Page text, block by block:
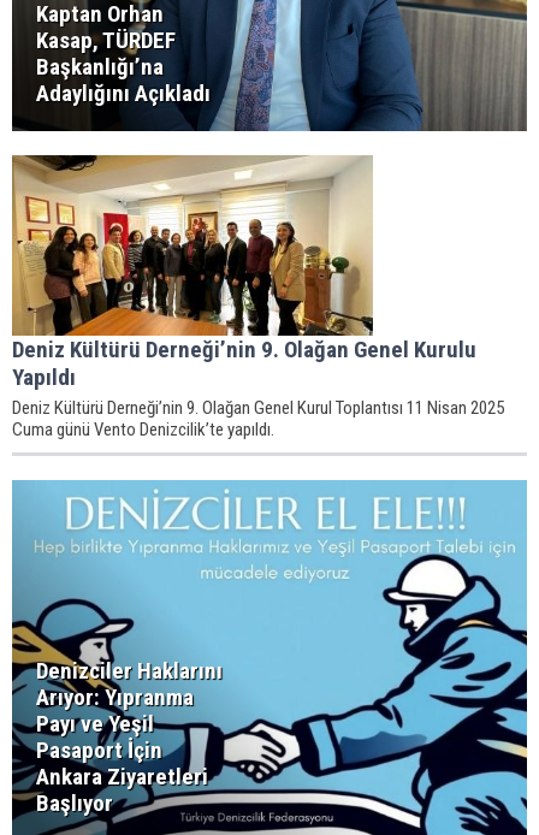
Kaptan Orhan
Kasap, TÜRDEF
Başkanlığı’na
Adaylığını Açıkladı
Deniz Kültürü Derneği’nin 9. Olağan Genel Kurulu
Yapıldı
Deniz Kültürü Derneği’nin 9. Olağan Genel Kurul Toplantısı 11 Nisan 2025
Cuma günü Vento Denizcilik’te yapıldı.
Denizciler Haklarını
Arıyor: Yıpranma
Payı ve Yeşil
Pasaport İçin
Ankara Ziyaretleri
Başlıyor